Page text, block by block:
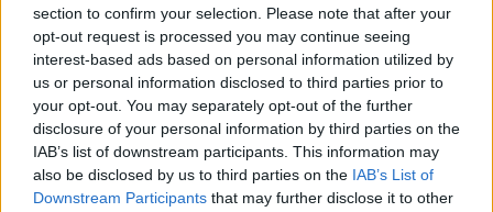
section to confirm your selection. Please note that after your
opt-out request is processed you may continue seeing
interest-based ads based on personal information utilized by
us or personal information disclosed to third parties prior to
your opt-out. You may separately opt-out of the further
disclosure of your personal information by third parties on the
IAB’s list of downstream participants. This information may
also be disclosed by us to third parties on the IAB’s List of
Downstream Participants that may further disclose it to other
Με την ολοκλήρωση του έργου, η λεωφόρος
Ποσειδώνος θα είναι υπόγεια σε ένα μεγάλο τμήμα της
μεταξύ Αλίμου και Γλυφάδας. Οι λωρίδες ανα ρεύμα
κυκλοφορίας θα είναι τρεις, όπως δηλαδή είναι και
σήμερα στο υφιστάμενο τμήμα. Η ταχύτητα του
υπόγειου τμήματος θα είναι μέχρι 70 χλμ/ώρα. Στο